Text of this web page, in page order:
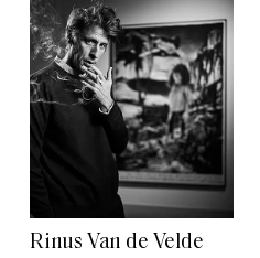
Rinus Van de Velde